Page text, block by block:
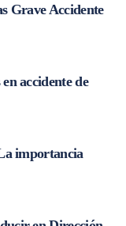
Grave Accidente
accidente de
importancia